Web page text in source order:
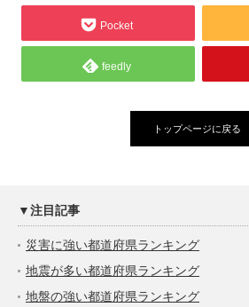
Pocket
feedly
トップページに戻る
▼注目記事
災害に強い都道府県ランキング
地震が多い都道府県ランキング
地盤の強い都道府県ランキング